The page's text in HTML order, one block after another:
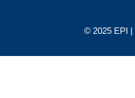
© 2025 EPI |